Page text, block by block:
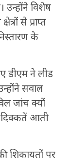
उन्होंने विशेष
से प्राप्त
के
डीएम ने लीड
सवाल
जांच क्यों
दिक्कतें आती
शिकायतों पर